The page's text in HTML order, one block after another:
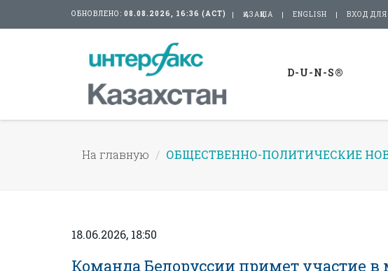
ОБНОВЛЕНО: 08.08.2026, 16:36 (АСТ) ҚАЗАҚША ENGLISH ВХОД
D-U-N-S®
На главную ОБЩЕСТВЕННО-ПОЛИТИЧЕСКИЕ
18.06.2026, 18:50
Команда Белоруссии примет участие